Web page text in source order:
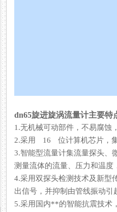
dn65旋进旋涡流量计主要特
1.无机械可动部件，不易腐蚀
2.采用 16 位计算机芯片，集成
3.智能型流量计集流量探头
测量流体的流量、压力和温度
4.采用双探头检测技术及新型传
出信号，并抑制由管线振动引
5.采用国内**的智能抗震技术